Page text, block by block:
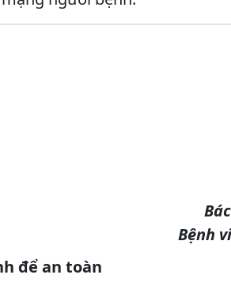
Bệnh
để an toàn